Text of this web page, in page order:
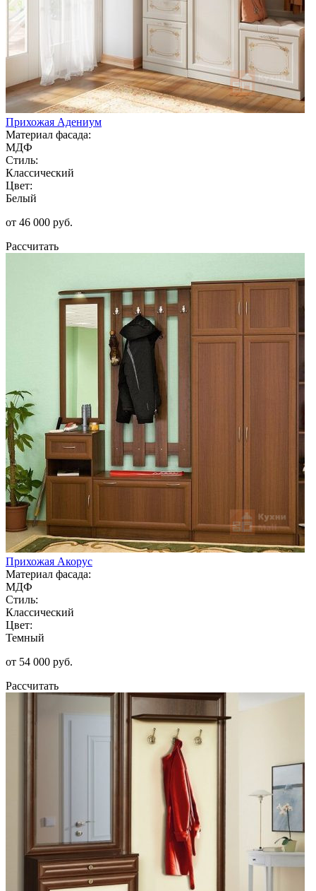
Прихожая Адениум
Материал фасада:
МДФ
Стиль:
Классический
Цвет:
Белый
от 46 000 руб.
Рассчитать
Прихожая Акорус
Материал фасада:
МДФ
Стиль:
Классический
Цвет:
Темный
от 54 000 руб.
Рассчитать